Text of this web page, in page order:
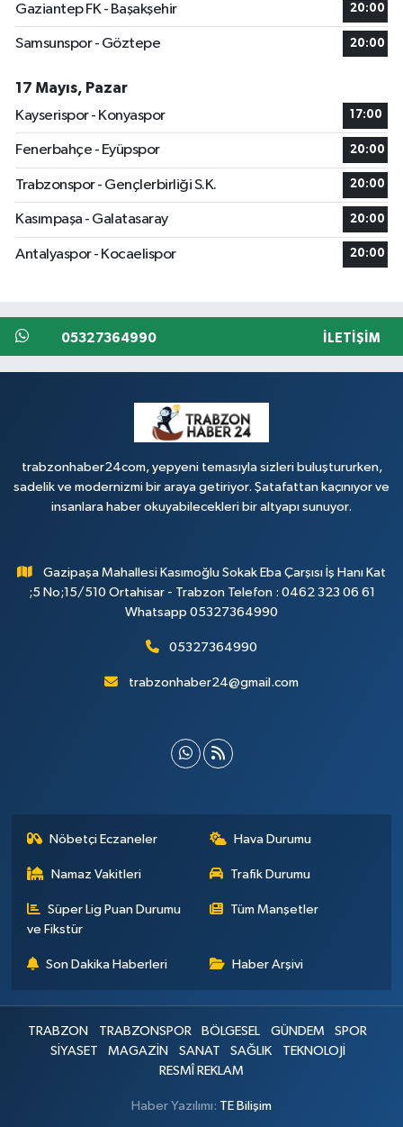
Gaziantep FK - Başakşehir 20:00
Samsunspor - Göztepe 20:00
17 Mayıs, Pazar
Kayserispor - Konyaspor
17:00
Fenerbahçe - Eyüpspor 20:00
Trabzonspor - Gençlerbirliği S.K. 20:00
Kasımpaşa - Galatasaray 20:00
Antalyaspor - Kocaelispor 20:00
05327364990 İLETIŞIM
trabzonhaber24com, yepyeni temasıyla sizleri buluştururken,
sadelik ve modernizmi bir araya getiriyor. Şatafattan kaçınıyor ve
insanlara haber okuyabilecekleri bir altyapı sunuyor.
Gazipaşa Mahallesi Kasımoğlu Sokak Eba Çarşısı İş Hanı Kat
;5 No;15/510 Ortahisar - Trabzon Telefon : 0462 323 06 61
Whatsapp 05327364990
05327364990
trabzonhaber24@gmail.com
Nöbetçi Eczaneler Hava Durumu
Namaz Vakitleri Trafik Durumu
Süper Lig Puan Durumu
ve Fikstür
Tüm Manşetler
Son Dakika Haberleri Haber Arşivi
TRABZON TRABZONSPOR BÖLGESEL GÜNDEM
SPOR
SİYASET
MAGAZİN SANAT SAĞLIK
TEKNOLOJİ
RESMÎ REKLAM
Haber Yazılımı: TE Bilişim